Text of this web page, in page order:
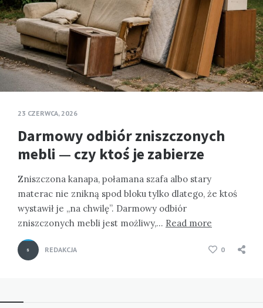
23 CZERWCA, 2026
Darmowy odbiór zniszczonych
mebli — czy ktoś je zabierze
Zniszczona kanapa, połamana szafa albo stary
materac nie znikną spod bloku tylko dlatego, że ktoś
wystawił je „na chwilę”. Darmowy odbiór
zniszczonych mebli jest możliwy,… Read more
REDAKCJA 0